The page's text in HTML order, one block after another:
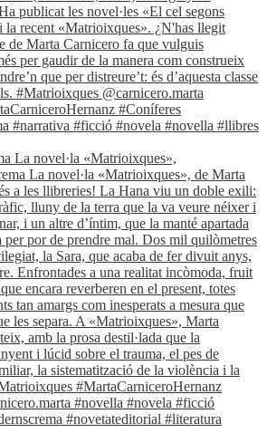
La novel·la «Matrioixques»,